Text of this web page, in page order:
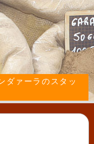
ダァーラのスタッ